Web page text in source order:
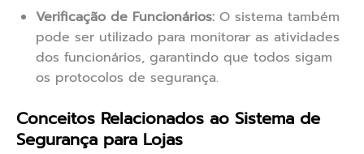
Verificação de Funcionários: O sistema também
pode ser utilizado para monitorar as atividades
dos funcionários, garantindo que todos sigam
os protocolos de segurança.
Conceitos Relacionados ao Sistema de
Segurança para Lojas